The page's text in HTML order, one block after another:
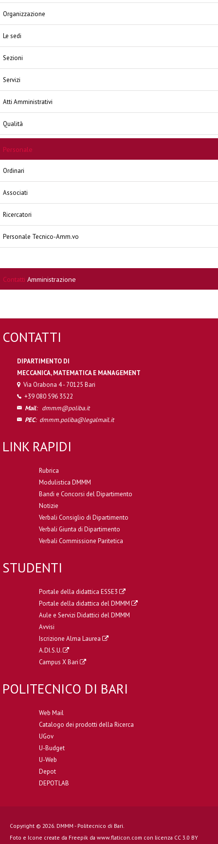
Organizzazione
Le sedi
Sezioni
Servizi
Atti Amministrativi
Qualità
Personale
Ordinari
Associati
Ricercatori
Personale Tecnico-Amm.vo
Contatti Amministrazione
CONTATTI
DIPARTIMENTO DI
MECCANICA, MATEMATICA E MANAGEMENT
Via Orabona 4 - 70125 Bari
+39 080 596 3522
Mail: dmmm@poliba.it
PEC: dmmm.poliba@legalmail.it
LINK RAPIDI
Rubrica
Modulistica DMMM
Bandi e Concorsi del Dipartimento
Notizie
Verbali Consiglio di Dipartimento
Verbali Giunta di Dipartimento
Verbali Commissione Paritetica
STUDENTI
Portale della didattica ESSE3
Portale della didattica del DMMM
Aule e Servizi Didattici del DMMM
Avvisi
Iscrizione Alma Laurea
A.DI.S.U.
Campus X Bari
POLITECNICO DI BARI
Web Mail
Catalogo dei prodotti della Ricerca
UGov
U-Budget
U-Web
Depot
DEPOTLAB
Copyright © 2026. DMMM - Politecnico di Bari.
Foto e Icone create da Freepik da www.flaticon.com con licenza CC 3.0 BY